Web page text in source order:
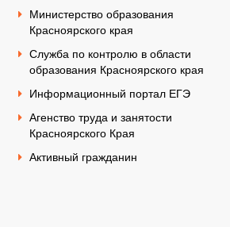
Министерство образования
Красноярского края
Служба по контролю в области
образования Красноярского края
Информационный портал ЕГЭ
Агенство труда и занятости
Красноярского Края
Активный гражданин